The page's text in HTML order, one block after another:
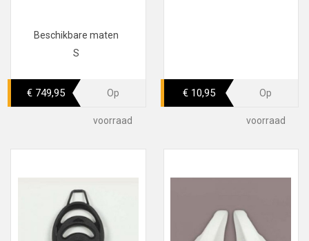
Beschikbare maten
S
€ 749,95 Op
voorraad
€ 10,95 Op
voorraad